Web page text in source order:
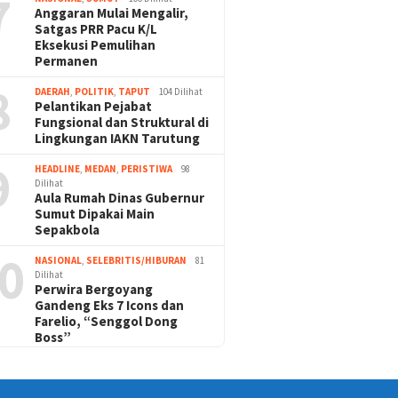
Anggaran Mulai Mengalir,
Satgas PRR Pacu K/L
Eksekusi Pemulihan
Permanen
DAERAH, POLITIK, TAPUT 104 Dilihat
Pelantikan Pejabat
Fungsional dan Struktural di
Lingkungan IAKN Tarutung
HEADLINE, MEDAN, PERISTIWA
98
Dilihat
Aula Rumah Dinas Gubernur
Sumut Dipakai Main
Sepakbola
NASIONAL, SELEBRITIS/HIBURAN
81
Dilihat
Perwira Bergoyang
Gandeng Eks 7 Icons dan
Farelio, “Senggol Dong
Boss”